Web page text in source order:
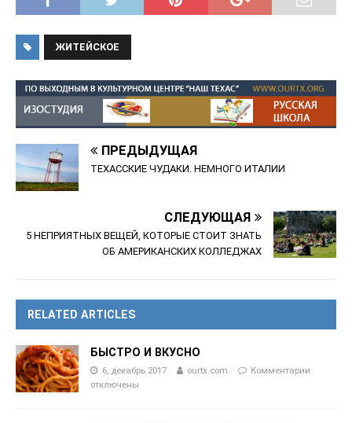
ЖИТЕЙСКОЕ
ПРЕДЫДУЩАЯ
ТЕХАССКИЕ ЧУДАКИ. НЕМНОГО ИТАЛИИ
СЛЕДУЮЩАЯ
5 НЕПРИЯТНЫХ ВЕЩЕЙ, КОТОРЫЕ СТОИТ ЗНАТЬ
ОБ АМЕРИКАНСКИХ КОЛЛЕДЖАХ
RELATED ARTICLES
БЫСТРО И ВКУСНО
6, декабрь 2017 ourtx.com
Комментарии
отключены